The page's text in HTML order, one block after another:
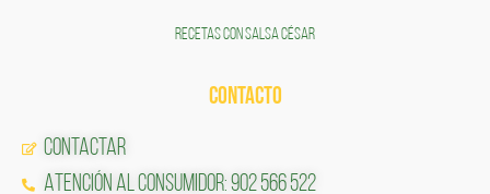
RECETAS CON SALSA CÉSAR
CONTACTO
Contactar
Atención al Consumidor: 902 566 522